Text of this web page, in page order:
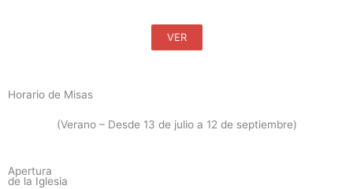
VER
Horario de Misas
(Verano – Desde 13 de julio a 12 de septiembre)
Apertura
de la Iglesia